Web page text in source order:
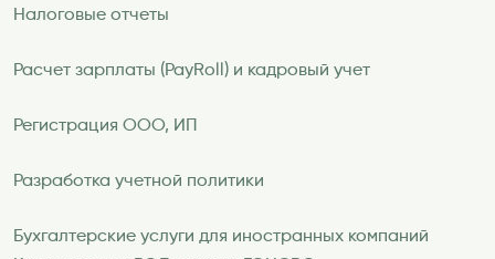
Налоговые отчеты
Расчет зарплаты (PayRoll) и кадровый учет
Регистрация ООО, ИП
Разработка учетной политики
Бухгалтерские услуги для иностранных компаний